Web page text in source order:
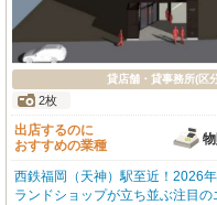
貸店舗・貸事務所(区
2枚
出店するのに
おすすめの業種
西鉄福岡（天神）駅至近！2026
ランドショップが立ち並ぶ注目の